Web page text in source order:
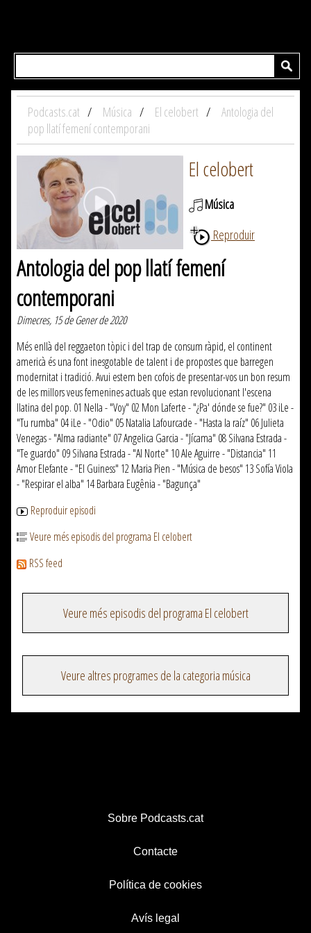
Podcasts.cat Música El celobert
Antologia del
pop llatí femení contemporani
El celobert
Música
Reproduir
Antologia del pop llatí femení
contemporani
Dimecres, 15 de Gener de 2020
Més enllà del reggaeton tòpic i del trap de consum ràpid, el continent
americà és una font inesgotable de talent i de propostes que barregen
modernitat i tradició. Avui estem ben cofois de presentar-vos un bon resum
de les millors veus femenines actuals que estan revolucionant l'escena
llatina del pop. 01 Nella - "Voy" 02 Mon Laferte - "¿Pa' dónde se fue?" 03 iLe -
"Tu rumba" 04 iLe - "Odio" 05 Natalia Lafourcade - "Hasta la raíz" 06 Julieta
Venegas - "Alma radiante" 07 Angelica Garcia - "Jícama" 08 Silvana Estrada -
"Te guardo" 09 Silvana Estrada - "Al Norte" 10 Ale Aguirre - "Distancia" 11
Amor Elefante - "El Guiness" 12 Maria Pien - "Música de besos" 13 Sofía Viola
- "Respirar el alba" 14 Barbara Eugênia - "Bagunça"
Reproduir episodi
Veure més episodis del programa El celobert
RSS feed
Veure més episodis del programa El celobert
Veure altres programes de la categoria música
Sobre Podcasts.cat
Contacte
Política de cookies
Avís legal